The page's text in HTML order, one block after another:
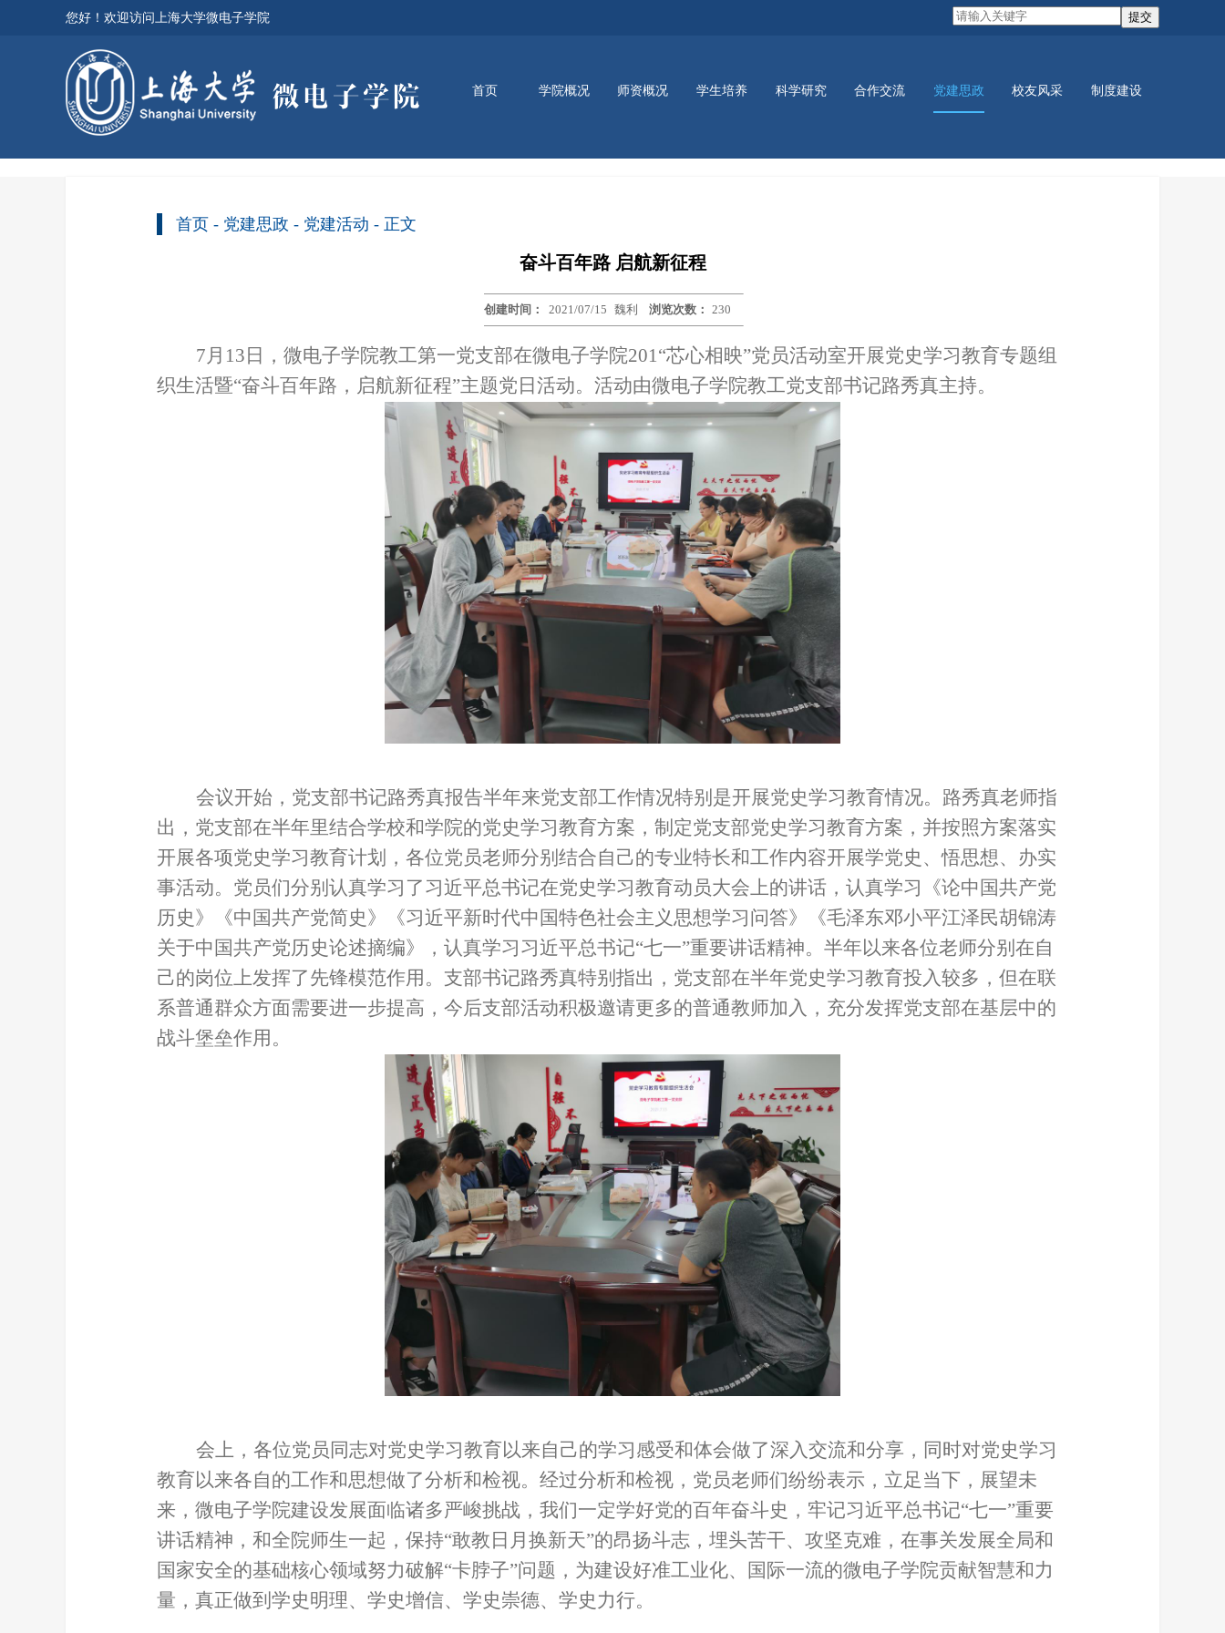
您好！欢迎访问上海大学微电子学院
首页 学院概况 师资概况 学生培养 科学研究 合作交流 党建思政 校友风采 制度建设
首页 - 党建思政 - 党建活动 - 正文
奋斗百年路 启航新征程
创建时间： 2021/07/15 魏利 浏览次数： 230
7月 13 日，微电子学院教工第一党支部在微电子学院201“芯心相映”党员活动室开展党史学习教育专题组
织生活暨“奋斗百年路，启航新征程”主题党日活动。活动由微电子学院教工党支部书记路秀真主持。
会议开始，党支部书记路秀真报告半年来党支部工作情况特别是开展党史学习教育情况。路秀真老师指
出，党支部在半年里结合学校和学院的党史学习教育方案，制定党支部党史学习教育方案，并按照方案落实
开展各项党史学习教育计划，各位党员老师分别结合自己的专业特长和工作内容开展学党史、悟思想、办实
事活动。党员们分别认真学习了习近平总书记在党史学习教育动员大会上的讲话，认真学习《论中国共产党
历史》《中国共产党简史》《习近平新时代中国特色社会主义思想学习问答》《毛泽东邓小平江泽民胡锦涛
关于中国共产党历史论述摘编》，认真学习习近平总书记“七一”重要讲话精神。半年以来各位老师分别在自
己的岗位上发挥了先锋模范作用。支部书记路秀真特别指出，党支部在半年党史学习教育投入较多，但在联
系普通群众方面需要进一步提高，今后支部活动积极邀请更多的普通教师加入，充分发挥党支部在基层中的
战斗堡垒作用。
会上，各位党员同志对党史学习教育以来自己的学习感受和体会做了深入交流和分享，同时对党史学习
教育以来各自的工作和思想做了分析和检视。经过分析和检视，党员老师们纷纷表示，立足当下，展望未
来，微电子学院建设发展面临诸多严峻挑战，我们一定学好党的百年奋斗史，牢记习近平总书记“七一”重要
讲话精神，和全院师生一起，保持“敢教日月换新天”的昂扬斗志，埋头苦干、攻坚克难，在事关发展全局和
国家安全的基础核心领域努力破解“卡脖子”问题，为建设好准工业化、国际一流的微电子学院贡献智慧和力
量，真正做到学史明理、学史增信、学史崇德、学史力行。